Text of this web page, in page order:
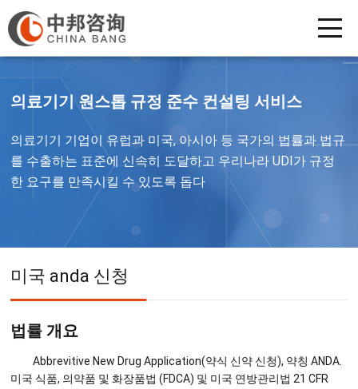
의료기기 원스톱 규정 준수 컨설팅 서비스
의료기기 기업이 유럽과 미국, 아시아 등 국가의 법률과 법규
를 수출하는 표준에 신속히 도달하고 우리나라 UDI가 규정
한 요구를 만족시킬 수 있도록 돕다
미국 anda 신청
법률 개요
Abbrevitive New Drug Application(약식 신약 신청), 약칭 ANDA.
미국 식품, 의약품 및 화장품법 (FDCA) 및 미국 연방관리법 21 CFR